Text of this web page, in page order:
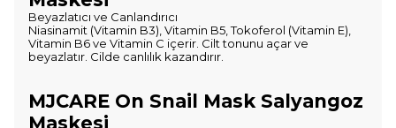
Beyazlatıcı ve Canlandırıcı
Niasinamit (Vitamin B3), Vitamin B5, Tokoferol (Vitamin E),
Vitamin B6 ve Vitamin C içerir. Cilt tonunu açar ve
beyazlatır. Cilde canlılık kazandırır.
MJCARE On Snail Mask Salyangoz
Maskesi